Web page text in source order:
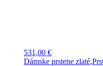
531,00 €
Dámske prstene zlaté,